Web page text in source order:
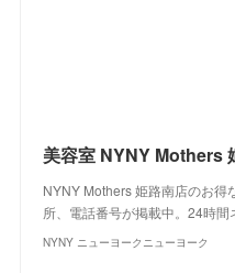
NYNY Mothers 姫路南店のお得
所、電話番号が掲載中。24時間
NYNY ニューヨークニューヨーク